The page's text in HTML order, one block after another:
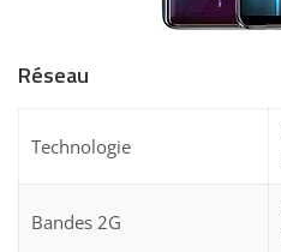
Réseau
Technologie
Bandes 2G